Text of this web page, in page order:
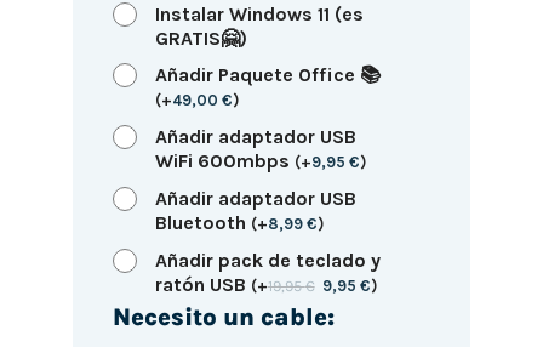
Instalar Windows 11 (es
GRATIS🤗)
Añadir Paquete Office 📚
(+49,00 €)
Añadir adaptador USB
WiFi 600mbps (+9,95 €)
Añadir adaptador USB
Bluetooth (+8,99 €)
Añadir pack de teclado y
ratón USB (+19,95€ 9,95€)
Necesito un cable: